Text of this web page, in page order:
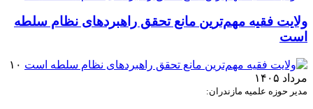
ولایت فقیه مهم‌ترین مانع تحقق راهبردهای نظام سلطه
است
۱۰
مرداد ۱۴۰۵
مدیر حوزه علمیه مازندران: